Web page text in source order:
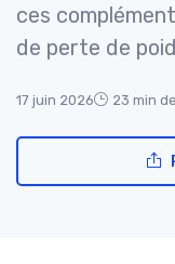
ces
de perte de
17 juin 2026 23 min